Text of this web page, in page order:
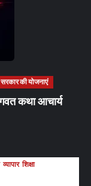
सरकार की योजनाएं
कथा आचार्य
व्यापार शिक्षा